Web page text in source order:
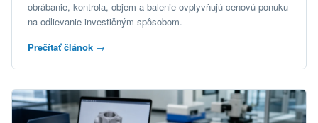
obrábanie, kontrola, objem a balenie ovplyvňujú cenovú ponuku
na odlievanie investičným spôsobom.
Prečítať článok →